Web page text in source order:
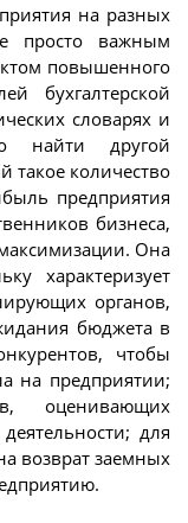
на разных
просто важным
повышенного
бухгалтерской
словарях и
найти другой
такое количество
предприятия
бизнеса,
Она
характеризует
органов,
бюджета в
чтобы
на предприятии;
оценивающих
для
возврат заемных